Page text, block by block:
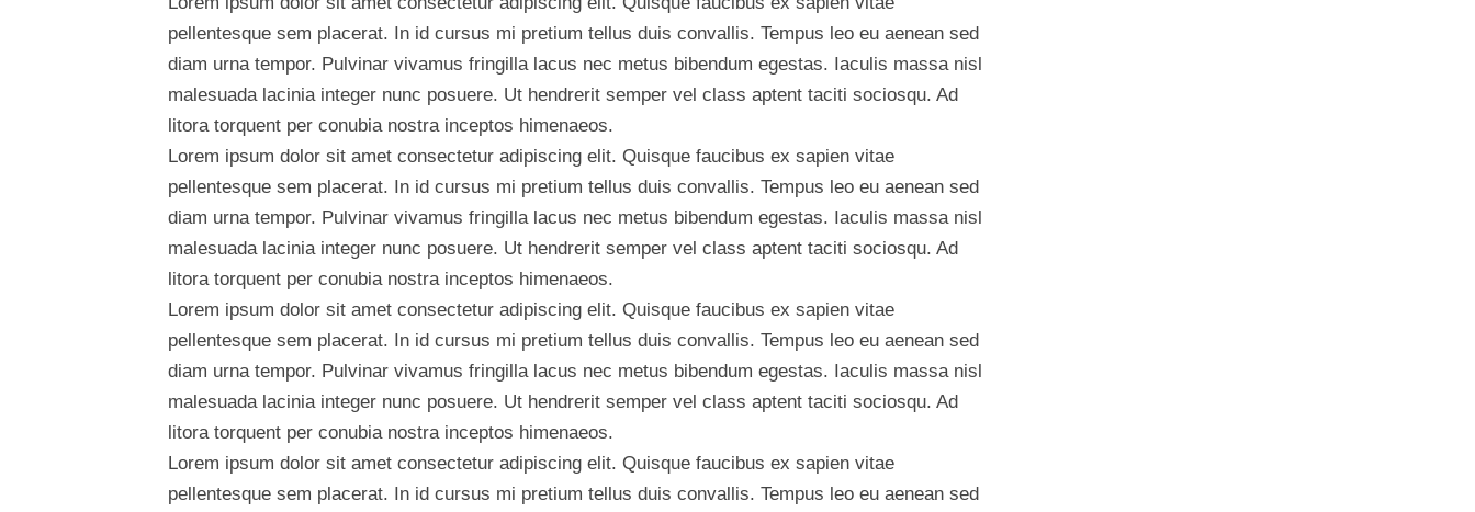
pellentesque sem placerat. In id cursus mi pretium tellus duis convallis. Tempus leo eu aenean sed
diam urna tempor. Pulvinar vivamus fringilla lacus nec metus bibendum egestas. Iaculis massa nisl
malesuada lacinia integer nunc posuere. Ut hendrerit semper vel class aptent taciti sociosqu. Ad
litora torquent per conubia nostra inceptos himenaeos.
Lorem ipsum dolor sit amet consectetur adipiscing elit. Quisque faucibus ex sapien vitae
pellentesque sem placerat. In id cursus mi pretium tellus duis convallis. Tempus leo eu aenean sed
diam urna tempor. Pulvinar vivamus fringilla lacus nec metus bibendum egestas. Iaculis massa nisl
malesuada lacinia integer nunc posuere. Ut hendrerit semper vel class aptent taciti sociosqu. Ad
litora torquent per conubia nostra inceptos himenaeos.
Lorem ipsum dolor sit amet consectetur adipiscing elit. Quisque faucibus ex sapien vitae
pellentesque sem placerat. In id cursus mi pretium tellus duis convallis. Tempus leo eu aenean sed
diam urna tempor. Pulvinar vivamus fringilla lacus nec metus bibendum egestas. Iaculis massa nisl
malesuada lacinia integer nunc posuere. Ut hendrerit semper vel class aptent taciti sociosqu. Ad
litora torquent per conubia nostra inceptos himenaeos.
Lorem ipsum dolor sit amet consectetur adipiscing elit. Quisque faucibus ex sapien vitae
pellentesque sem placerat. In id cursus mi pretium tellus duis convallis. Tempus leo eu aenean sed